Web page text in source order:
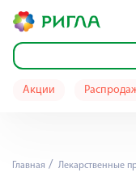
Акции
Главная Лекарственные